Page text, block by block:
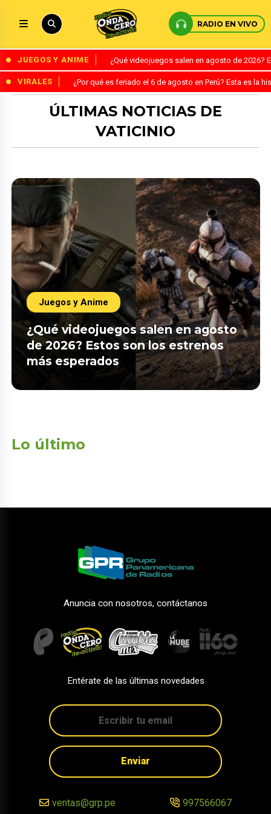
RADIO EN VIVO
JUEGOS Y ANIME ¿Qué videojuegos salen en agosto de
VIRALES ¿Por qué es feriado el 6 de agosto en Perú? Esta es la
ÚLTIMAS NOTICIAS DE
VATICINIO
Juegos y Anime
¿Qué videojuegos salen en agosto
de 2026? Estos son los estrenos
más esperados
Lo último
Anuncia con nosotros, contáctanos
Entérate de las últimas novedades
Enviar
ventas@grp.pe 997566067